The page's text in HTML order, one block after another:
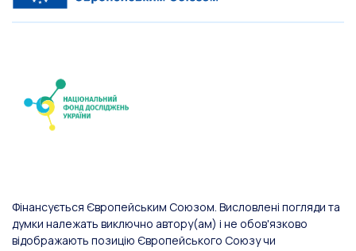
Фінансується Європейським Союзом. Висловлені погляди та
думки належать виключно автору(ам) і не обов'язково
відображають позицію Європейського Союзу чи